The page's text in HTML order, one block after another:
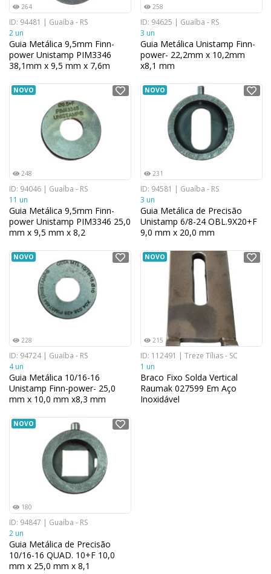
264
ID: 94481 | Guaíba - RS
2 un
Guia Metálica 9,5mm Finn-
power Unistamp PIM3346
38,1mm x 9,5 mm x 7,6m
258
ID: 94625 | Guaíba - RS
3 un
Guia Metálica Unistamp Finn-
power- 22,2mm x 10,2mm
x8,1 mm
NOVO
248
ID: 94046 | Guaíba - RS
11 un
Guia Metálica 9,5mm Finn-
power Unistamp PIM3346 25,0
mm x 9,5 mm x 8,2
NOVO
231
ID: 94581 | Guaíba - RS
3 un
Guia Metálica de Precisão
Unistamp 6/8-24 OBL.9X20+F
9,0 mm x 20,0 mm
NOVO
228
ID: 94724 | Guaíba - RS
4 un
Guia Metálica 10/16-16
Unistamp Finn-power- 25,0
mm x 10,0 mm x8,3 mm
NOVO
215
ID: 112491 | Treze Tílias - SC
1 un
Braco Fixo Solda Vertical
Raumak 027599 Em Aço
Inoxidável
NOVO
180
ID: 94847 | Guaíba - RS
2 un
Guia Metálica de Precisão
10/16-16 QUAD. 10+F 10,0
mm x 25,0 mm x 8,1